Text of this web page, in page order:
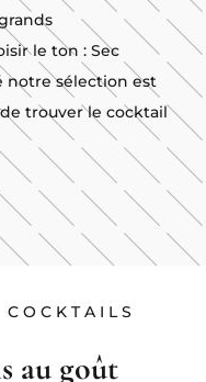
le ton : Sec
notre sélection est
trouver le cocktail
au goût